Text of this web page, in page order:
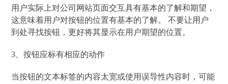
用户实际上对公司网站页面交互具有基本的了解和期望，
这意味着用户对按钮的位置有基本的了解。 不要让用户
到处寻找按钮，更好将其显示在用户期望的位置。
3、按钮应标有相应的动作
当按钮的文本标签的内容太宽或使用误导性内容时，可能